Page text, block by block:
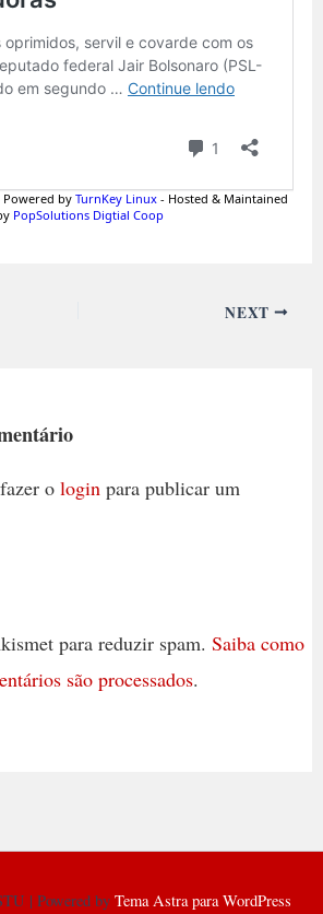
NEXT
o login para publicar um
para reduzir spam. Saiba como
são processados.
| Powered by Tema Astra para WordPress